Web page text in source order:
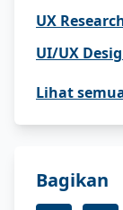
UX
UI/UX
Lihat
Bagikan